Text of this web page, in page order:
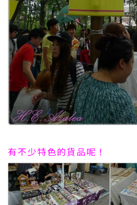
有不少特色的貨品呢！